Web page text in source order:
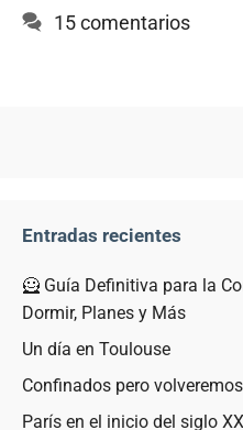
15 comentarios
Entradas recientes
🦸 Guía Definitiva para la
Dormir, Planes y Más
Un día en Toulouse
Confinados pero
París en el inicio del siglo XX